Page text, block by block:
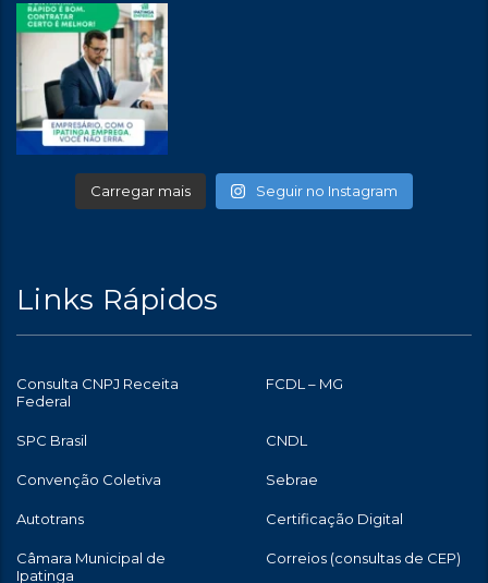
Carregar mais Seguir no Instagram
Links Rápidos
Consulta CNPJ Receita
Federal
FCDL – MG
SPC Brasil CNDL
Convenção Coletiva Sebrae
Autotrans Certificação Digital
Câmara Municipal de
Ipatinga
Correios (consultas de CEP)